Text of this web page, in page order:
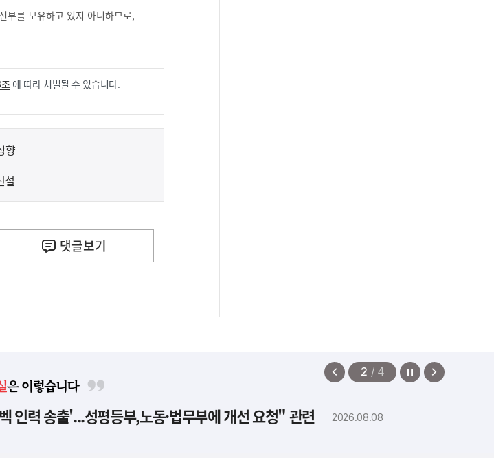
부를 보유하고 있지 아니하므로,
에 따라 처벌될 수 있습니다.
향
신설
댓글보기
이
기
2 / 4
정지
다
실
은
인력 송출'...성평등부,노동·법무부에 개선 요청" 관련 2026.08.08